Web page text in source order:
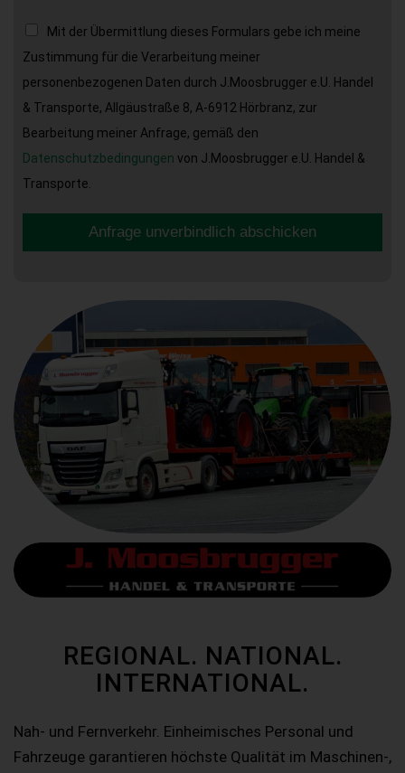
Mit der Übermittlung dieses Formulars gebe ich meine
Zustimmung für die Verarbeitung meiner
personenbezogenen Daten durch J.Moosbrugger e.U. Handel
& Transporte, Allgäustraße 8, A-6912 Hörbranz, zur
Bearbeitung meiner Anfrage, gemäß den
Datenschutzbedingungen von J.Moosbrugger e.U. Handel &
Transporte.
Anfrage unverbindlich abschicken
REGIONAL. NATIONAL.
INTERNATIONAL.
Nah- und Fernverkehr. Einheimisches Personal und
Fahrzeuge garantieren höchste Qualität im Maschinen-,